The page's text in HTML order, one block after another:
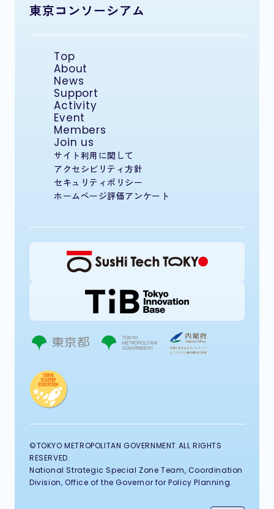
東京コンソーシアム
Top
About
News
Support
Activity
Event
Members
Join us
サイト利用に関して
アクセシビリティ方針
セキュリティポリシー
ホームページ評価アンケート
©TOKYO METROPOLITAN GOVERNMENT ALL RIGHTS
RESERVED.
National Strategic Special Zone Team, Coordination
Division, Office of the Governor for Policy Planning.